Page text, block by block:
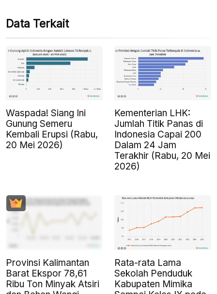
Data Terkait
Waspada! Siang Ini
Gunung Semeru
Kembali Erupsi (Rabu,
20 Mei 2026)
Kementerian LHK:
Jumlah Titik Panas di
Indonesia Capai 200
Dalam 24 Jam
Terakhir (Rabu, 20 Mei
2026)
Provinsi Kalimantan
Barat Ekspor 78,61
Ribu Ton Minyak Atsiri
Rata-rata Lama
Sekolah Penduduk
Kabupaten Mimika